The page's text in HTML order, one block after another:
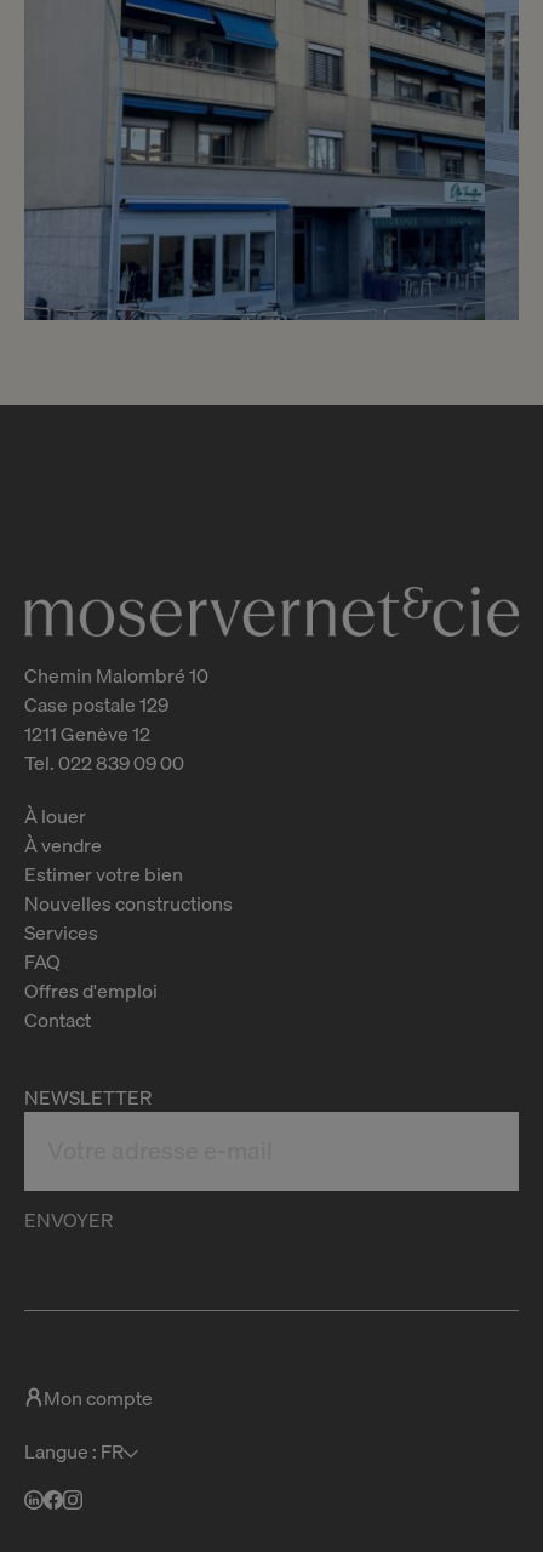
Chemin Malombré 10
Case postale 129
1211 Genève 12
Tel. 022 839 09 00
À louer
À vendre
Estimer votre bien
Nouvelles constructions
Services
FAQ
Offres d'emploi
Contact
NEWSLETTER
ENVOYER
Mon compte
Langue : FR